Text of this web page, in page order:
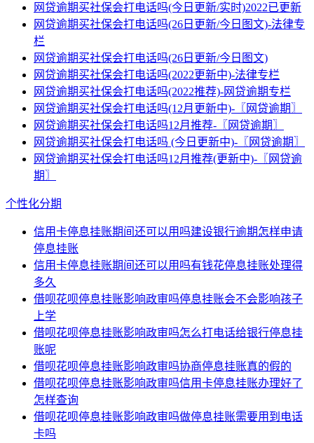
网贷逾期买社保会打电话吗(今日更新/实时)2022已更新
网贷逾期买社保会打电话吗(26日更新/今日图文)-法律专
栏
网贷逾期买社保会打电话吗(26日更新/今日图文)
网贷逾期买社保会打电话吗(2022更新中)-法律专栏
网贷逾期买社保会打电话吗(2022推荐)-网贷逾期专栏
网贷逾期买社保会打电话吗(12月更新中)-〖网贷逾期〗
网贷逾期买社保会打电话吗12月推荐-〖网贷逾期〗
网贷逾期买社保会打电话吗 (今日更新中)-〖网贷逾期〗
网贷逾期买社保会打电话吗12月推荐(更新中)-〖网贷逾
期〗
个性化分期
信用卡停息挂账期间还可以用吗建设银行逾期怎样申请
停息挂账
信用卡停息挂账期间还可以用吗有钱花停息挂账处理得
多久
借呗花呗停息挂账影响政审吗停息挂账会不会影响孩子
上学
借呗花呗停息挂账影响政审吗怎么打电话给银行停息挂
账呢
借呗花呗停息挂账影响政审吗协商停息挂账真的假的
借呗花呗停息挂账影响政审吗信用卡停息挂账办理好了
怎样查询
借呗花呗停息挂账影响政审吗做停息挂账需要用到电话
卡吗